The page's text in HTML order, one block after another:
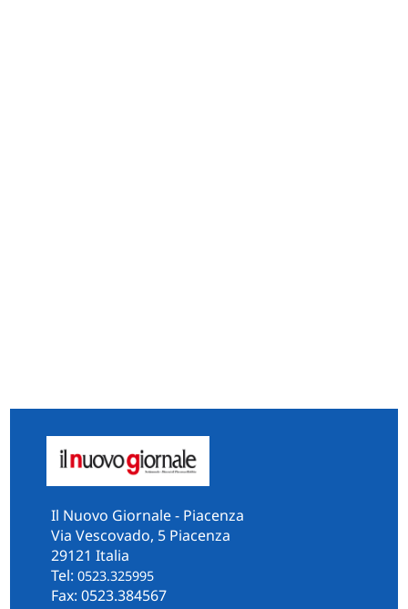
Il Nuovo Giornale - Piacenza
Via Vescovado, 5 Piacenza
29121 Italia
Tel: 0523.325995
Fax: 0523.384567